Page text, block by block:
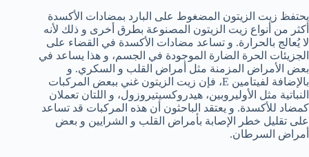
يحتفظ زيت الزيتون المضغوط على البارد بمضادات الأكسدة
أكثر من أنواع زيت الزيتون المصنوعة بطرق أخرى و ذلك لأنه
لا يُعالج بالحرارة. و تساعد مضادات الأكسدة في القضاء على
الجزيئات الحرة الضارة الموجودة في الجسم، و هذا يساعد في
بعض الأمراض المزمنة مثل أمراض القلب و السكري. و
بالإضافة لفيتامين E، فإن زيت الزيتون غني ببعض المركبات
النباتية مثل الأوليروبين، هيدروكسيتيروزول، و اللتان تعملان
كمضاد للأكسدة. و يعتقد الباحثون أن هذه المركبات قد تساعد
على تقليل خطر الإصابة بأمراض القلب و الشرايين و بعض
أمراض السرطان.